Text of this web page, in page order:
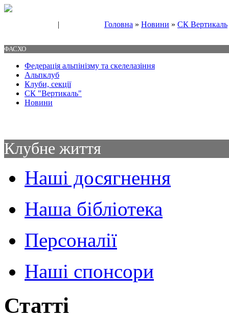
| Головна » Новини » СК Вертикаль
ФАСХО
Федерація альпінізму та скелелазіння
Альпклуб
Клуби, секції
СК "Вертикаль"
Новини
Клубне життя
Наші досягнення
Наша бібліотека
Персоналії
Наші спонсори
Статті